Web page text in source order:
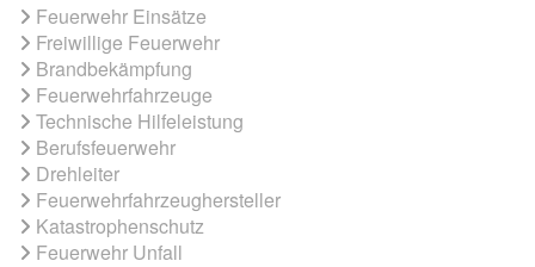
Feuerwehr Einsätze
Freiwillige Feuerwehr
Brandbekämpfung
Feuerwehrfahrzeuge
Technische Hilfeleistung
Berufsfeuerwehr
Drehleiter
Feuerwehrfahrzeughersteller
Katastrophenschutz
Feuerwehr Unfall